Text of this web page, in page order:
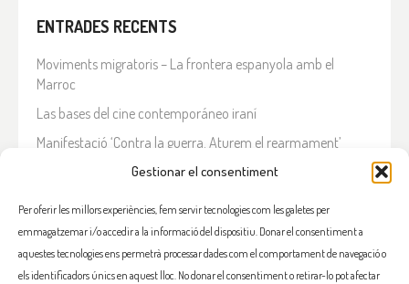
Gestionar el consentiment
Per oferir les millors experiències, fem servir tecnologies com les galetes per
emmagatzemar i/o accedir a la informació del dispositiu. Donar el consentiment a
aquestes tecnologies ens permetrà processar dades com el comportament de navegació o
els identificadors únics en aquest lloc. No donar el consentiment o retirar-lo pot afectar
ENTRADES RECENTS
Moviments migratoris – La frontera espanyola amb el
Marroc
Las bases del cine contemporáneo iraní
Manifestació ‘Contra la guerra. Aturem el rearmament’
En solidaritat amb el Líban
Què està passant a l’Iran?
COMENTARIS RECENTS